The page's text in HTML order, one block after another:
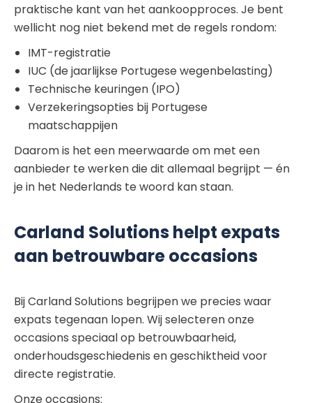
praktische kant van het aankoopproces. Je bent
wellicht nog niet bekend met de regels rondom:
IMT-registratie
IUC (de jaarlijkse Portugese wegenbelasting)
Technische keuringen (IPO)
Verzekeringsopties bij Portugese
maatschappijen
Daarom is het een meerwaarde om met een
aanbieder te werken die dit allemaal begrijpt — én
je in het Nederlands te woord kan staan.
Carland Solutions helpt expats
aan betrouwbare occasions
Bij Carland Solutions begrijpen we precies waar
expats tegenaan lopen. Wij selecteren onze
occasions speciaal op betrouwbaarheid,
onderhoudsgeschiedenis en geschiktheid voor
directe registratie.
Onze occasions: